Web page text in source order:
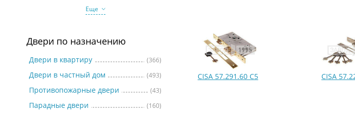
Еще
Двери по назначению
Двери в квартиру (366)
Двери в частный дом (493)
Противопожарные двери (43)
Парадные двери (160)
CISA 57.291.60 C5 CISA